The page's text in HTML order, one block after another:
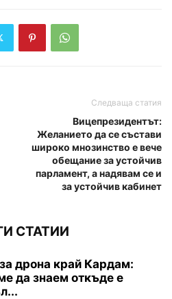
Следваща статия
Вицепрезидентът:
Желанието да се състави
широко мнозинство е вече
обещание за устойчив
парламент, а надявам се и
за устойчив кабинет
СТАТИИ
дрона край Кардам:
да знаем откъде е